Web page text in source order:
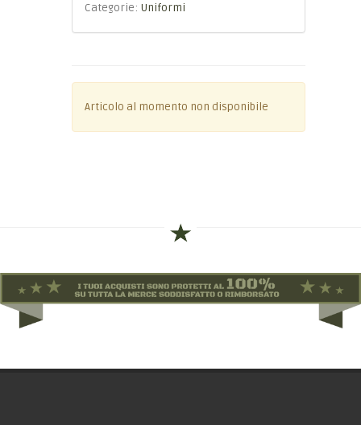
Categorie: Uniformi
Articolo al momento non disponibile